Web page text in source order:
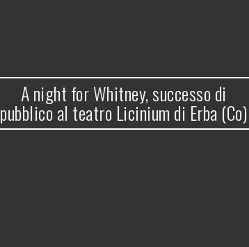
A night for Whitney, successo di
pubblico al teatro Licinium di Erba (Co)